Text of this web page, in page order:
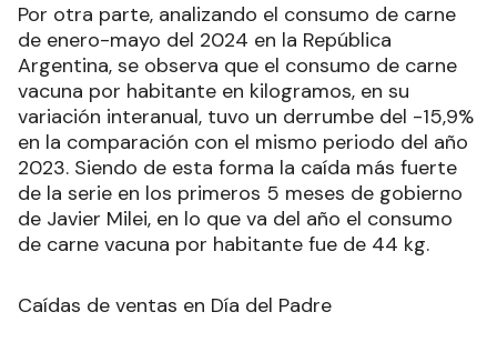
Por otra parte, analizando el consumo de carne
de enero-mayo del 2024 en la República
Argentina, se observa que el consumo de carne
vacuna por habitante en kilogramos, en su
variación interanual, tuvo un derrumbe del -15,9%
en la comparación con el mismo periodo del año
2023. Siendo de esta forma la caída más fuerte
de la serie en los primeros 5 meses de gobierno
de Javier Milei, en lo que va del año el consumo
de carne vacuna por habitante fue de 44 kg.
Caídas de ventas en Día del Padre